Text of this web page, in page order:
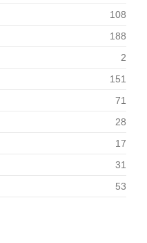
108
188
2
151
71
28
17
31
53